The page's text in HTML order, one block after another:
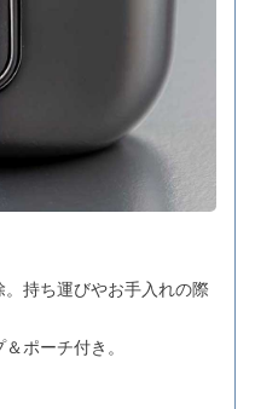
持ち運びやお手入れの際
ポーチ付き。